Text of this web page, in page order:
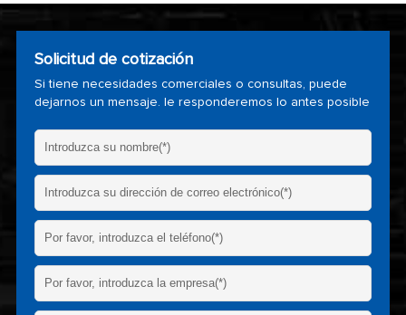
Solicitud de cotización
Si tiene necesidades comerciales o consultas, puede
dejarnos un mensaje. le responderemos lo antes posible